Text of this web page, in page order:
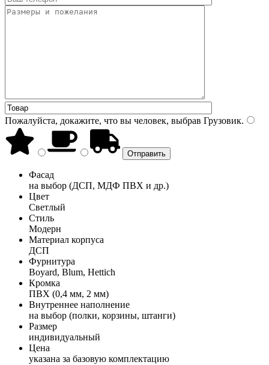
Пожалуйста, докажите, что вы человек, выбрав Грузовик.
Фасад
на выбор (ДСП, МДФ ПВХ и др.)
Цвет
Светлый
Стиль
Модерн
Материал корпуса
ДСП
Фурнитура
Boyard, Blum, Hettich
Кромка
ПВХ (0,4 мм, 2 мм)
Внутреннее наполнение
на выбор (полки, корзины, штанги)
Размер
индивидуальный
Цена
указана за базовую комплектацию